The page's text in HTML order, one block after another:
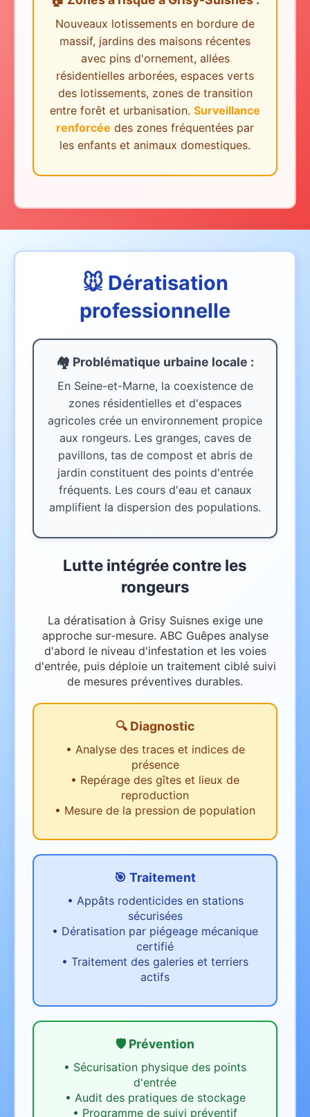
Nouveaux lotissements en bordure de
massif, jardins des maisons récentes
avec pins d'ornement, allées
résidentielles arborées, espaces verts
des lotissements, zones de transition
entre forêt et urbanisation. Surveillance
renforcée des zones fréquentées par
les enfants et animaux domestiques.
🐭 Dératisation
professionnelle
🏘️ Problématique urbaine locale :
En Seine-et-Marne, la coexistence de
zones résidentielles et d'espaces
agricoles crée un environnement propice
aux rongeurs. Les granges, caves de
pavillons, tas de compost et abris de
jardin constituent des points d'entrée
fréquents. Les cours d'eau et canaux
amplifient la dispersion des populations.
Lutte intégrée contre les
rongeurs
La dératisation à Grisy Suisnes exige une
approche sur-mesure. ABC Guêpes analyse
d'abord le niveau d'infestation et les voies
d'entrée, puis déploie un traitement ciblé suivi
de mesures préventives durables.
🔍 Diagnostic
• Analyse des traces et indices de
présence
• Repérage des gîtes et lieux de
reproduction
• Mesure de la pression de population
🎯 Traitement
• Appâts rodenticides en stations
sécurisées
• Dératisation par piégeage mécanique
certifié
• Traitement des galeries et terriers
actifs
🛡️ Prévention
• Sécurisation physique des points
d'entrée
• Audit des pratiques de stockage
• Programme de suivi préventif